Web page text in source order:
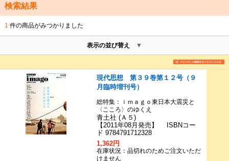
検索結果
1 件の商品がみつかりました
表示の並び替え
現代思想 第３９巻第１２号（９
月臨時増刊号）
総特集：ｉｍａｇｏ東日本大震災と
〈こころ〉のゆくえ
青土社 (Ａ５)
【2011年08月発売】 ISBNコー
ド 9784791712328
1,362円
在庫状況：品切れのためご注文いただ
けません